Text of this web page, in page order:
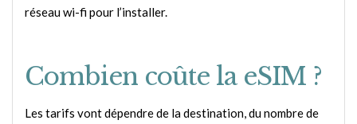
réseau wi-fi pour l’installer.
Combien coûte la eSIM ?
Les tarifs vont dépendre de la destination, du nombre de